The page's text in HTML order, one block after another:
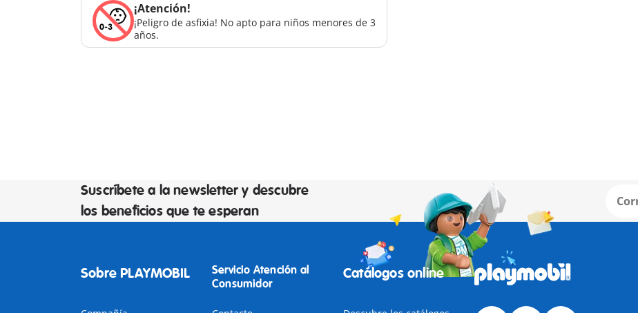
¡Atención!
¡Peligro de asfixia! No apto para niños menores de 3
años.
Suscríbete a la newsletter y descubre
los beneficios que te esperan
Sobre PLAYMOBIL
Servicio Atención al
Consumidor
Catálogos online